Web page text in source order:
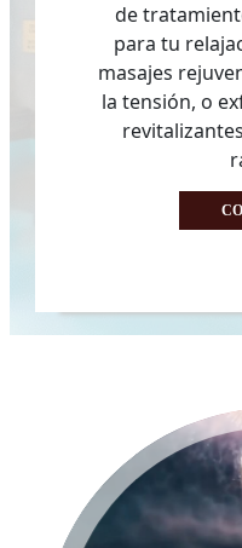
de
para tu
masajes
la tensión, o